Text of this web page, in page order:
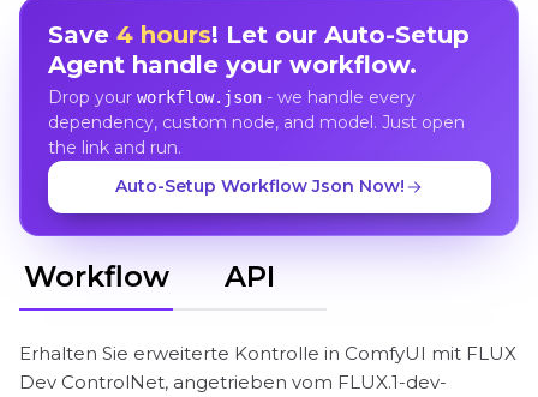
Save 4 hours! Let our Auto-Setup
Agent handle your workflow.
Drop your workflow.json- we handle every
dependency, custom node, and model. Just open
the link and run.
Auto-Setup Workflow Json Now!
Workflow API
Erhalten Sie erweiterte Kontrolle in ComfyUI mit FLUX
Dev ControlNet, angetrieben vom FLUX.1-dev-